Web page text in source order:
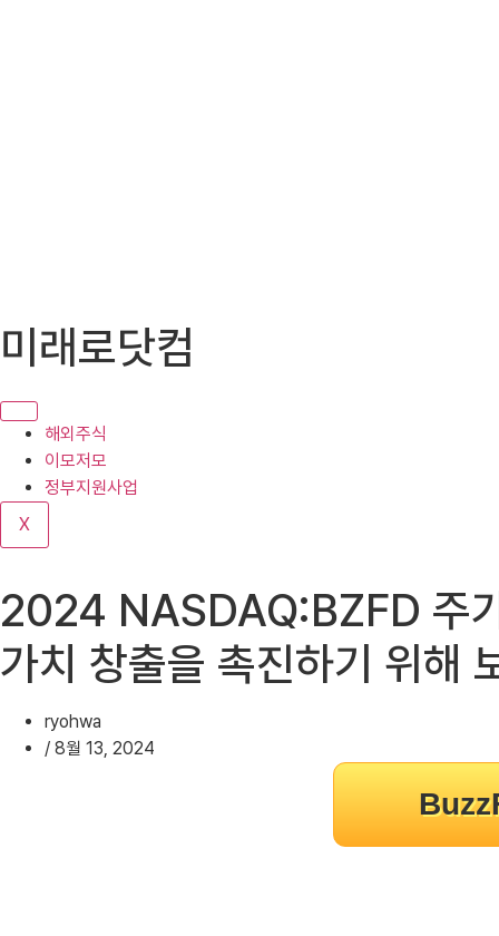
텐
로
기
미래로닷컴
해외주식
이모저모
정부지원사업
X
2024 NASDAQ:BZFD 주
가치 창출을 촉진하기 위해
ryohwa
/ 8월 13, 2024